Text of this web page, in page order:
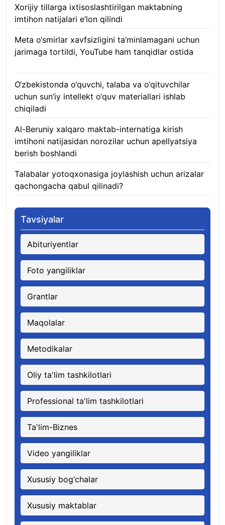
Xorijiy tillarga ixtisoslashtirilgan maktabning
imtihon natijalari e’lon qilindi
Meta o‘smirlar xavfsizligini ta’minlamagani uchun
jarimaga tortildi, YouTube ham tanqidlar ostida
O‘zbekistonda o‘quvchi, talaba va o‘qituvchilar
uchun sun’iy intellekt o‘quv materiallari ishlab
chiqiladi
Al-Beruniy xalqaro maktab-internatiga kirish
imtihoni natijasidan norozilar uchun apellyatsiya
berish boshlandi
Talabalar yotoqxonasiga joylashish uchun arizalar
qachongacha qabul qilinadi?
Tavsiyalar
Abituriyentlar
Foto yangiliklar
Grantlar
Maqolalar
Metodikalar
Oliy ta'lim tashkilotlari
Professional ta'lim tashkilotlari
Ta'lim-Biznes
Video yangiliklar
Xususiy bog‘chalar
Xususiy maktablar